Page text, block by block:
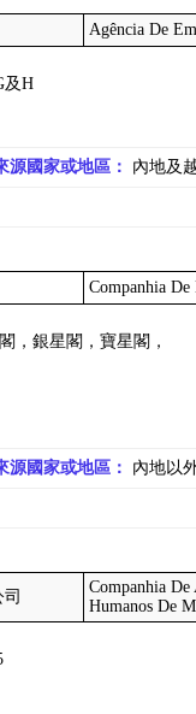
Agência De
及H
國家或地區： 內地及
Companhia
，銀星閣，寶星閣，
國家或地區： 內地以
Companhia De
Humanos De